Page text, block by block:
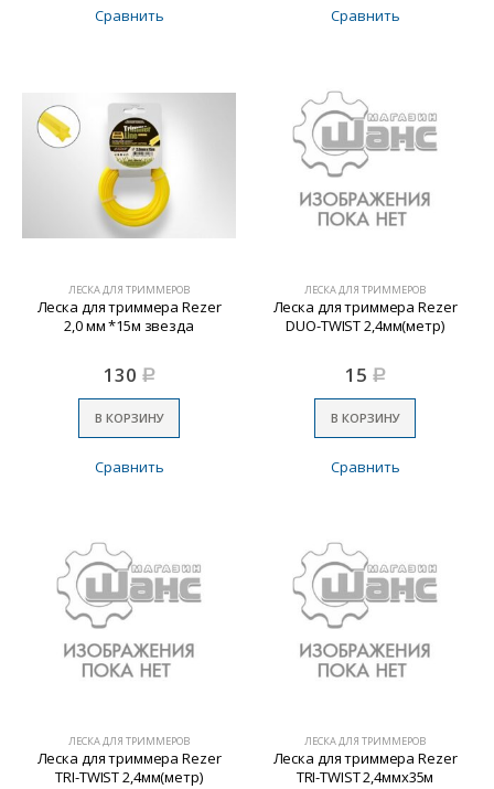
Сравнить Сравнить
ЛЕСКА ДЛЯ ТРИММЕРОВ
Леска для триммера Rezer
2,0 мм *15м звезда
130 Р
В КОРЗИНУ
Сравнить
ЛЕСКА ДЛЯ ТРИММЕРОВ
Леска для триммера Rezer
DUO-TWIST 2,4мм(метр)
15 Р
В КОРЗИНУ
Сравнить
ЛЕСКА ДЛЯ ТРИММЕРОВ
Леска для триммера Rezer
TRI-TWIST 2,4мм(метр)
ЛЕСКА ДЛЯ ТРИММЕРОВ
Леска для триммера Rezer
TRI-TWIST 2,4ммх35м